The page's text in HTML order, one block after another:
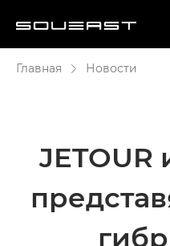
Главная Новости
JETOUR